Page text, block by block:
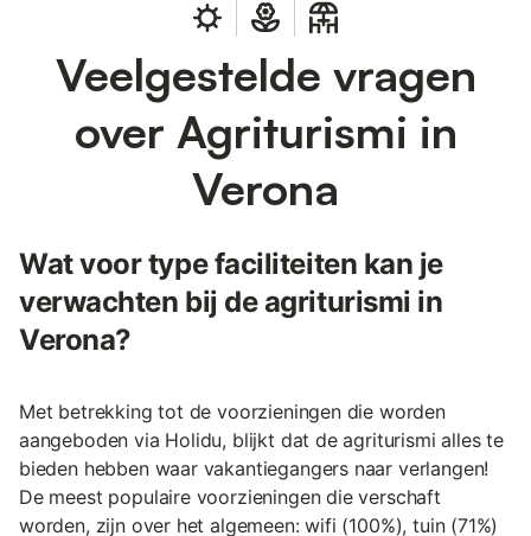
Veelgestelde vragen
over Agriturismi in
Verona
Wat voor type faciliteiten kan je
verwachten bij de agriturismi in
Verona?
Met betrekking tot de voorzieningen die worden
aangeboden via Holidu, blijkt dat de agriturismi alles te
bieden hebben waar vakantiegangers naar verlangen!
De meest populaire voorzieningen die verschaft
worden, zijn over het algemeen: wifi (100%), tuin (71%)